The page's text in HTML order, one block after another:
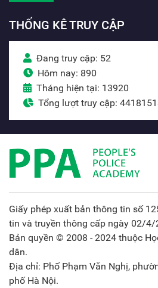
THỐNG KÊ TRUY CẬP
Đang truy cập: 52
Hôm nay: 890
Tháng hiện tại: 13920
Tổng lượt truy cập:
Giấy phép xuất bản thông tin số
tin và truyền thông cấp ngày 02/4/
Bản quyền © 2008 - 2024 thuộc
dân.
Địa chỉ: Phố Phạm Văn Nghị,
phố Hà Nội.